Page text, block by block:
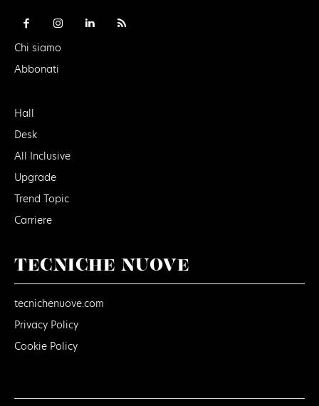
Chi siamo
Abbonati
Hall
Desk
All Inclusive
Upgrade
Trend Topic
Carriere
TECNICHE NUOVE
tecnichenuove.com
Privacy Policy
Cookie Policy